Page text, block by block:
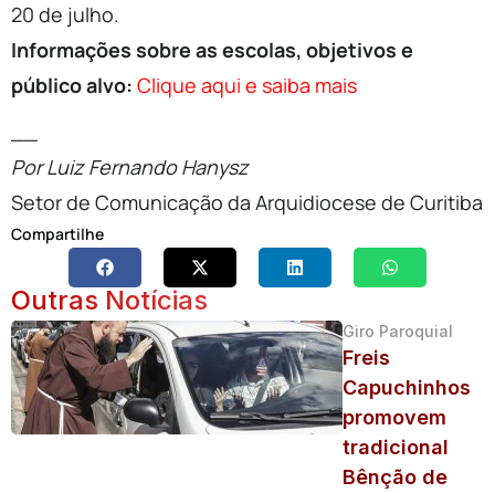
20 de julho.
Informações sobre as escolas, objetivos e
público alvo: Clique aqui e saiba mais
Por Luiz Fernando Hanysz
Setor de Comunicação da Arquidiocese de Curitiba
Compartilhe
Outras Notícias
Giro Paroquial
Freis
Capuchinhos
promovem
tradicional
Bênção de